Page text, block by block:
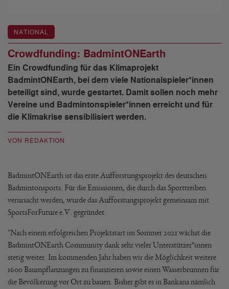
NATIONAL
Crowdfunding: BadmintONEarth
Ein Crowdfunding für das Klimaprojekt
BadmintONEarth, bei dem viele Nationalspieler*innen
beteiligt sind, wurde gestartet. Damit sollen noch mehr
Vereine und Badmintonspieler*innen erreicht und für
die Klimakrise sensibilisiert werden.
VON REDAKTION
BadmintONEarth ist das erste Aufforstungsprojekt des deutschen
Badmintonsports. Für die Emissionen, die durch das Sporttreiben
verursacht werden, wurde das Aufforstungsprojekt gemeinsam mit
SportsForFuture e.V. gegründet.
"Nach einem erfolgreichen Projektstart im Sommer 2021 wächst die
BadmintONEarth Community dank sehr vieler Unterstützer*innen
stetig weiter. Im kommenden Jahr haben wir die Möglichkeit weitere
1600 Baumpflanzungen zu finanzieren sowie einen Wasserbrunnen für
die Bevölkerung vor Ort zu bauen. Bisher gibt es in Bankana nämlich